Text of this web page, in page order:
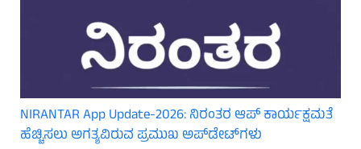
NIRANTAR App Update-2026: ನಿರಂತರ ಆಪ್ ಕಾರ್ಯಕ್ಷಮತೆ
ಹೆಚ್ಚಿಸಲು ಅಗತ್ಯವಿರುವ ಪ್ರಮುಖ ಅಪ್‌ಡೇಟ್‌ಗಳು